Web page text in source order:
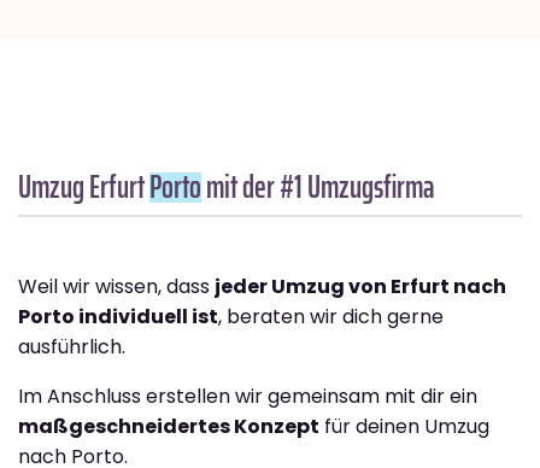
Umzug ErfurtPortomit der #1 Umzugsfirma
Weil wir wissen, dass jeder Umzug von Erfurt nach
Porto individuell ist, beraten wir dich gerne
ausführlich.
Im Anschluss erstellen wir gemeinsam mit dir ein
maßgeschneidertes Konzept für deinen Umzug
nach Porto.